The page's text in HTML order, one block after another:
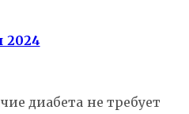
2024
диабета не требует